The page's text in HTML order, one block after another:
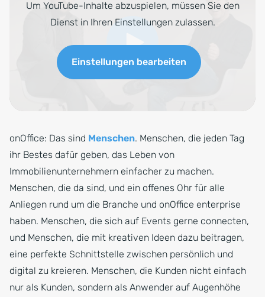
Um YouTube-Inhalte abzuspielen, müssen Sie den
Dienst in Ihren Einstellungen zulassen.
Einstellungen bearbeiten
onOffice: Das sind Menschen. Menschen, die jeden Tag
ihr Bestes dafür geben, das Leben von
Immobilienunternehmern einfacher zu machen.
Menschen, die da sind, und ein offenes Ohr für alle
Anliegen rund um die Branche und onOffice enterprise
haben. Menschen, die sich auf Events gerne connecten,
und Menschen, die mit kreativen Ideen dazu beitragen,
eine perfekte Schnittstelle zwischen persönlich und
digital zu kreieren. Menschen, die Kunden nicht einfach
nur als Kunden, sondern als Anwender auf Augenhöhe